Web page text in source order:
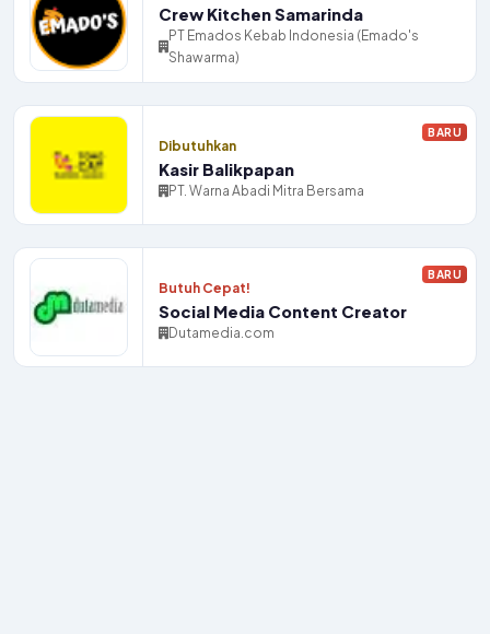
Crew Kitchen Samarinda
PT Emados Kebab Indonesia (Emado's
Shawarma)
Dibutuhkan
Kasir Balikpapan
PT. Warna Abadi Mitra Bersama
BARU
Butuh Cepat!
Social Media Content Creator
Dutamedia.com
BARU